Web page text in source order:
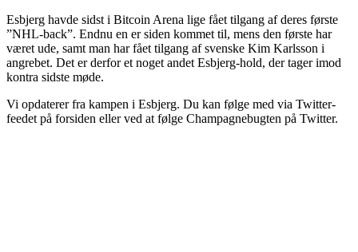
Esbjerg havde sidst i Bitcoin Arena lige fået tilgang af deres første
”NHL-back”. Endnu en er siden kommet til, mens den første har
været ude, samt man har fået tilgang af svenske Kim Karlsson i
angrebet. Det er derfor et noget andet Esbjerg-hold, der tager imod
kontra sidste møde.
Vi opdaterer fra kampen i Esbjerg. Du kan følge med via Twitter-
feedet på forsiden eller ved at følge Champagnebugten på Twitter.